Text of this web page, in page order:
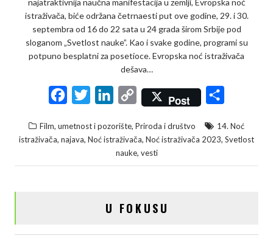
istraživača, biće održana četrnaesti put ove godine, 29. i 30.
septembra od 16 do 22 sata u 24 grada širom Srbije pod
sloganom „Svetlost nauke”. Kao i svake godine, programi su
potpuno besplatni za posetioce. Evropska noć istraživača
dešava…
c
b
i
t
n
k
e
C
p
y
L
n
Post
a
e
Film, umetnost i pozorište, Priroda i društvo
14. Noć
istraživača, najava, Noć istraživača, Noć istraživača 2023, Svetlost
nauke, vesti
U FOKUSU